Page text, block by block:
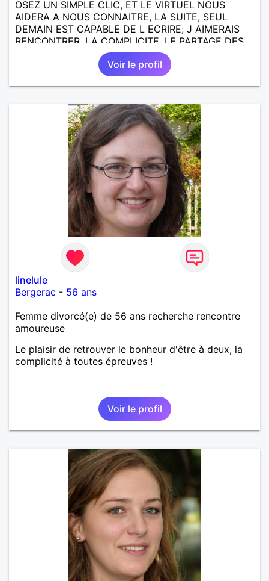
OSEZ UN SIMPLE CLIC, ET LE VIRTUEL NOUS
AIDERA A NOUS CONNAITRE, LA SUITE, SEUL
DEMAIN EST CAPABLE DE L ECRIRE; J AIMERAIS
RENCONTRER, LA COMPLICITE, LE PARTAGE DES
BELLES CHOSES DE LA VIE : BALADES, VOYAGES
EN FRANCE OU AILLEURS. ETRE A L ECOUTE DE L
AUTRE, ET LA VIE SERA PLUS BELLE
ENCORE.....................
Voir le profil
linelule
Bergerac - 56 ans
Femme divorcé(e) de 56 ans recherche rencontre
amoureuse
Le plaisir de retrouver le bonheur d'être à deux, la
complicité à toutes épreuves !
Voir le profil